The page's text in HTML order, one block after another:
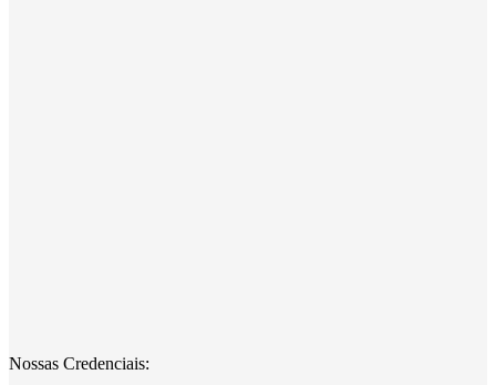
Nossas Credenciais: